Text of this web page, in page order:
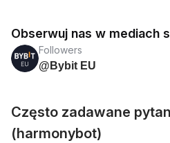
Obserwuj nas w mediach
Followers
@Bybit EU
Często zadawane
(harmonybot)